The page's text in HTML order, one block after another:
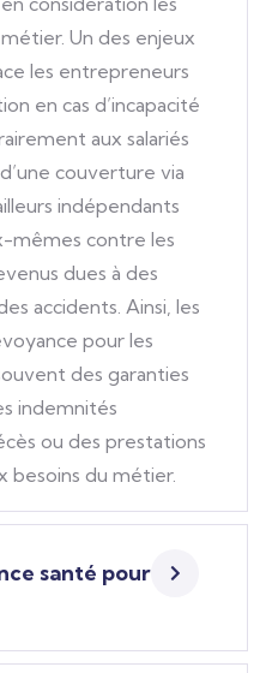
Un des enjeux
les entrepreneurs
en cas d’incapacité
aux salariés
couverture via
indépendants
mêmes contre les
dues à des
accidents. Ainsi, les
pour les
des garanties
indemnités
ou des prestations
besoins du métier.
santé pour